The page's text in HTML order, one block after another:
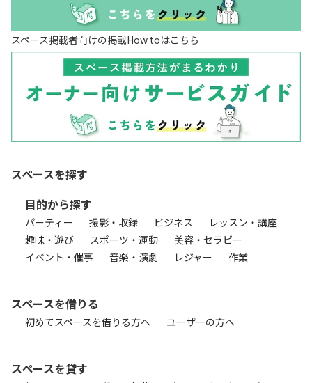
スペース掲載者向けの掲載How toはこちら
スペースを探す
目的から探す
パーティー 撮影・収録 ビジネス
レッスン・講座
趣味・遊び
スポーツ・運動
美容・セラピー
イベント・催事
音楽・演劇 レジャー 作業
スペースを借りる
初めてスペースを借りる方へ ユーザーの方へ
スペースを貸す